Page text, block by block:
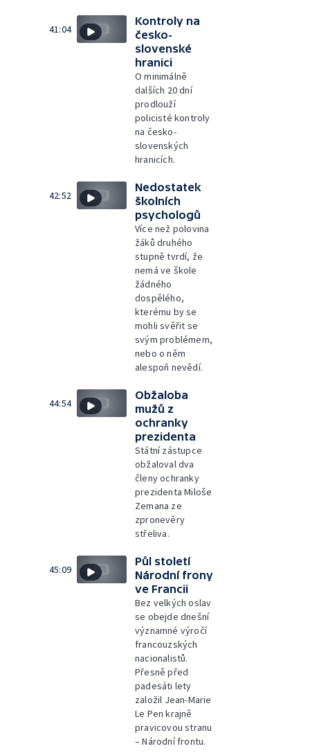
41:04
Kontroly na
česko-
slovenské
hranici
O minimálně
dalších 20 dní
prodlouží
policisté kontroly
na česko-
slovenských
hranicích.
42:52
Nedostatek
školních
psychologů
Více než polovina
žáků druhého
stupně tvrdí, že
nemá ve škole
žádného
dospělého,
kterému by se
mohli svěřit se
svým problémem,
nebo o něm
alespoň nevědí.
44:54
Obžaloba
mužů z
ochranky
prezidenta
Státní zástupce
obžaloval dva
členy ochranky
prezidenta Miloše
Zemana ze
zpronevěry
střeliva.
45:09
Půl století
Národní frony
ve Francii
Bez velkých oslav
se obejde dnešní
významné výročí
francouzských
nacionalistů.
Přesně před
padesáti lety
založil Jean-Marie
Le Pen krajně
pravicovou stranu
– Národní frontu.